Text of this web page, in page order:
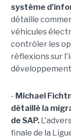
système
détaille
véhicules
contrôler les
réflexions sur
- Michael
détaillé la
de SAP.
finale de la